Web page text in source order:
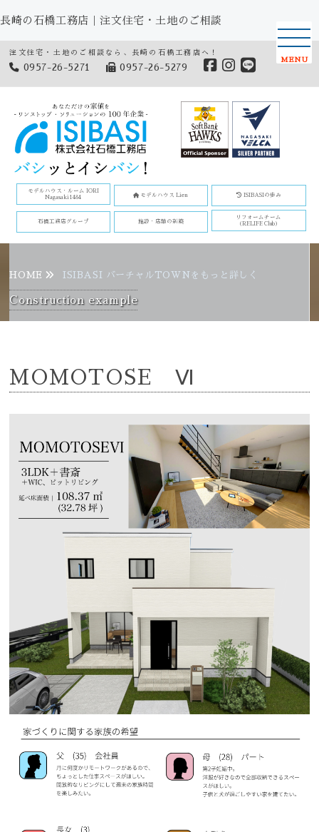
長崎の石橋工務店｜注文住宅・土地のご相談
注文住宅・土地のご相談なら、長崎の石橋工務店へ！
0957-26-5271 0957-26-5279
モデルハウス・ルーム IORI
Nagasaki1484
モデルハウス Lien ISIBASIの歩み
石橋工務店グループ 施設・店舗の新築
リフォームチーム
(RELIFE Club)
MENU
HOME ISIBASI バーチャルTOWNをもっと詳しく
Construction example
MOMOTOSE Ⅵ